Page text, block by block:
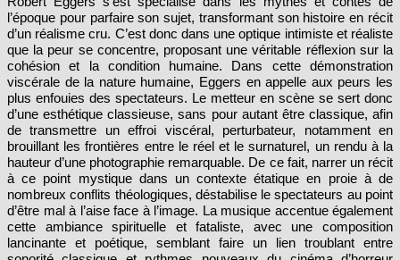
l’époque pour parfaire son sujet, transformant son histoire en récit
d’un réalisme cru. C’est donc dans une optique intimiste et réaliste
que la peur se concentre, proposant une véritable réflexion sur la
cohésion et la condition humaine. Dans cette démonstration
viscérale de la nature humaine, Eggers en appelle aux peurs les
plus enfouies des spectateurs. Le metteur en scène se sert donc
d’une esthétique classieuse, sans pour autant être classique, afin
de transmettre un effroi viscéral, perturbateur, notamment en
brouillant les frontières entre le réel et le surnaturel, un rendu à la
hauteur d’une photographie remarquable. De ce fait, narrer un récit
à ce point mystique dans un contexte étatique en proie à de
nombreux conflits théologiques, déstabilise le spectateurs au point
d’être mal à l’aise face à l’image. La musique accentue également
cette ambiance spirituelle et fataliste, avec une composition
lancinante et poétique, semblant faire un lien troublant entre